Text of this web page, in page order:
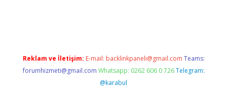
Reklam ve İletişim: E-mail: backlinkpaneli@gmail.com Teams:
forumhizmeti@gmail.com Whatsapp: 0262 606 0 726 Telegram:
@karabul